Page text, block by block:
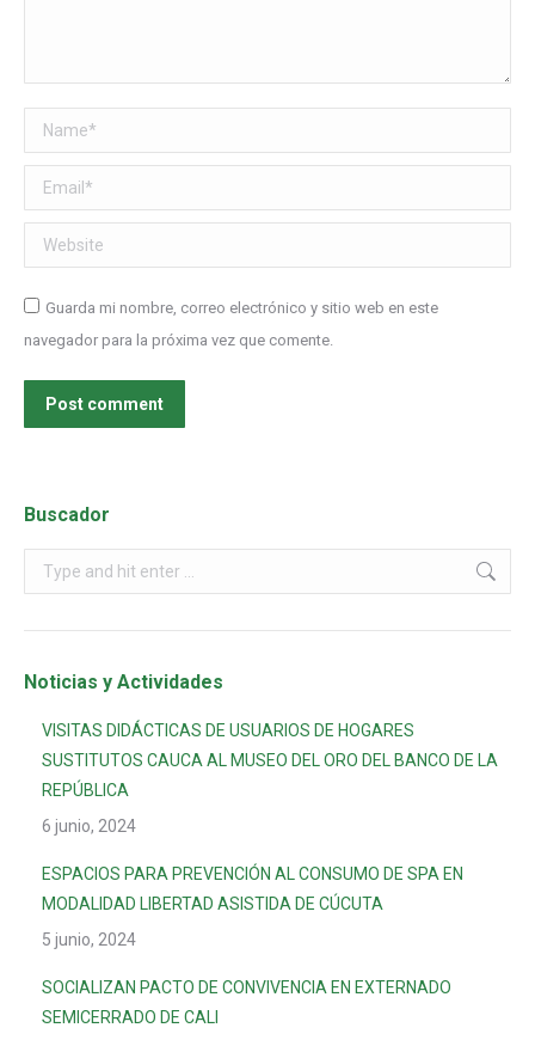
Name *
Email *
Website
Guarda mi nombre, correo electrónico y sitio web en este
navegador para la próxima vez que comente.
Post comment
Buscador
Noticias y Actividades
VISITAS DIDÁCTICAS DE USUARIOS DE HOGARES
SUSTITUTOS CAUCA AL MUSEO DEL ORO DEL BANCO DE LA
REPÚBLICA
6 junio, 2024
ESPACIOS PARA PREVENCIÓN AL CONSUMO DE SPA EN
MODALIDAD LIBERTAD ASISTIDA DE CÚCUTA
5 junio, 2024
SOCIALIZAN PACTO DE CONVIVENCIA EN EXTERNADO
SEMICERRADO DE CALI